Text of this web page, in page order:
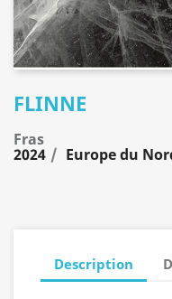
FLINNE
Fras
2024 Europe du
Description